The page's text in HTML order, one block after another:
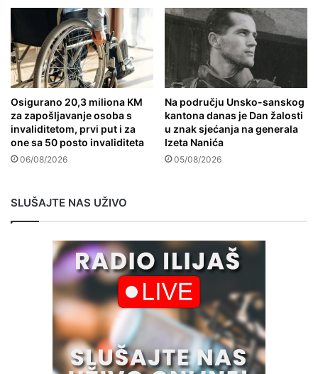
Osigurano 20,3 miliona KM
za zapošljavanje osoba s
invaliditetom, prvi put i za
one sa 50 posto invaliditeta
06/08/2026
Na području Unsko-sanskog
kantona danas je Dan žalosti
u znak sjećanja na generala
Izeta Nanića
05/08/2026
SLUŠAJTE NAS UŽIVO